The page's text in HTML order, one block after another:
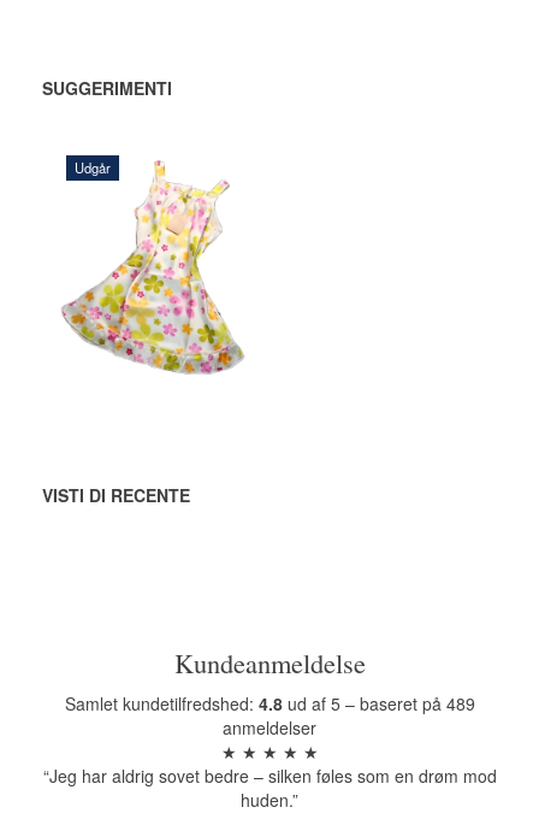
SUGGERIMENTI
Udgår
240,00 DKK
AGGIUNGI
AL CARRELLO
VISTI DI RECENTE
Kundeanmeldelse
Samlet kundetilfredshed: 4.8ud af 5 – baseret på 489
anmeldelser
★ ★ ★ ★ ★
“Jeg har aldrig sovet bedre – silken føles som en drøm mod
huden.”